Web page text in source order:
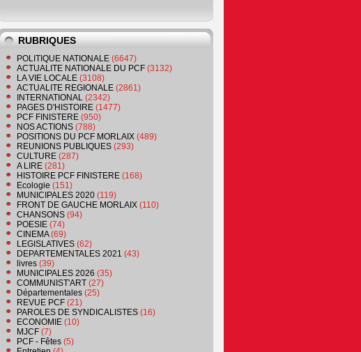
RUBRIQUES
POLITIQUE NATIONALE (6647)
ACTUALITE NATIONALE DU PCF (3132)
LA VIE LOCALE (3108)
ACTUALITE REGIONALE (2861)
INTERNATIONAL (2342)
PAGES D'HISTOIRE (1477)
PCF FINISTERE (950)
NOS ACTIONS (788)
POSITIONS DU PCF MORLAIX (489)
REUNIONS PUBLIQUES (293)
CULTURE (287)
A LIRE (281)
HISTOIRE PCF FINISTERE (168)
Ecologie (151)
MUNICIPALES 2020 (119)
FRONT DE GAUCHE MORLAIX (110)
CHANSONS (94)
POESIE (74)
CINEMA(69)
LEGISLATIVES (62)
DEPARTEMENTALES 2021 (43)
livres (39)
MUNICIPALES 2026 (35)
COMMUNIST'ART (27)
Départementales (25)
REVUE PCF (21)
PAROLES DE SYNDICALISTES (16)
ECONOMIE (10)
MJCF (7)
PCF - Fêtes (5)